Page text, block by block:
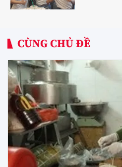
CÙNG CHỦ ĐỀ